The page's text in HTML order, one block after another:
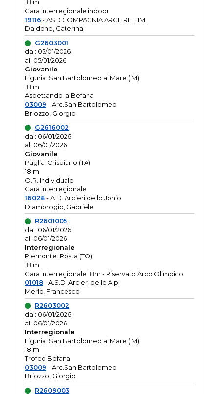
18 m
Gara Interregionale indoor
19116 - ASD COMPAGNIA ARCIERI ELIMI
Daidone, Caterina
G2603001
dal: 05/01/2026
al: 05/01/2026
Giovanile
Liguria: San Bartolomeo al Mare (IM)
18 m
Aspettando la Befana
03009 - Arc.San Bartolomeo
Briozzo, Giorgio
G2616002
dal: 06/01/2026
al: 06/01/2026
Giovanile
Puglia: Crispiano (TA)
18 m
O.R. Individuale
Gara Interregionale
16028- A.D. Arcieri dello Jonio
D'ambrogio, Gabriele
R2601005
dal: 06/01/2026
al: 06/01/2026
Interregionale
Piemonte: Rosta (TO)
18 m
Gara Interregionale 18m - Riservato Arco Olimpico
01018- A.S.D. Arcieri delle Alpi
Merlo, Francesco
R2603002
dal: 06/01/2026
al: 06/01/2026
Interregionale
Liguria: San Bartolomeo al Mare (IM)
18 m
Trofeo Befana
03009 - Arc.San Bartolomeo
Briozzo, Giorgio
R2609003